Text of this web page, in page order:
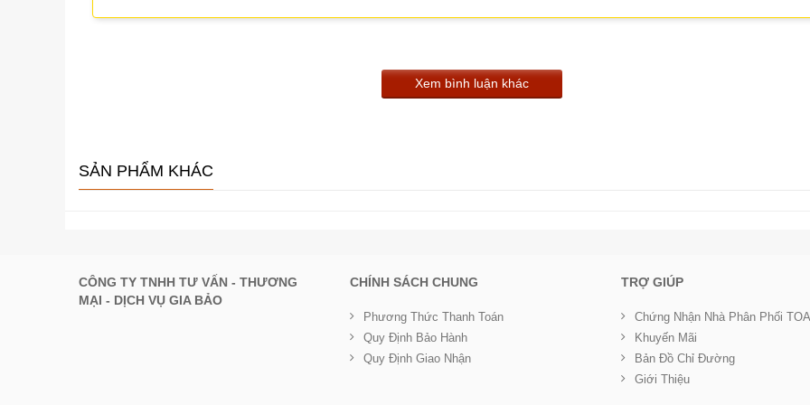
Xem bình luận khác
SẢN PHẨM KHÁC
CÔNG TY TNHH TƯ VẤN - THƯƠNG
MẠI - DỊCH VỤ GIA BẢO
CHÍNH SÁCH CHUNG
Phương Thức Thanh Toán
Quy Định Bảo Hành
Quy Định Giao Nhận
TRỢ GIÚP
Chứng Nhận Nhà Phân Phối TOA
Khuyến Mãi
Bản Đồ Chỉ Đường
Giới Thiệu